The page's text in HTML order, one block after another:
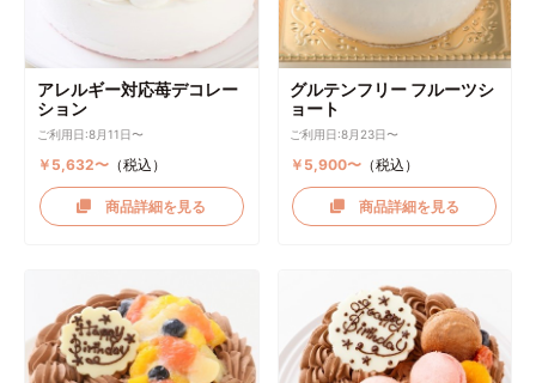
アレルギー対応苺デコレー
ション
ご利用日:8月11日〜
￥5,632〜（税込）
商品詳細を見る
グルテンフリー フルーツシ
ョート
ご利用日:8月23日〜
￥5,900〜 （税込）
商品詳細を見る